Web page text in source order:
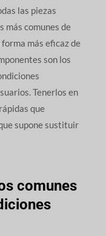
las piezas
más comunes de
más eficaz de
son los
Tenerlos en
que
supone sustituir
comunes